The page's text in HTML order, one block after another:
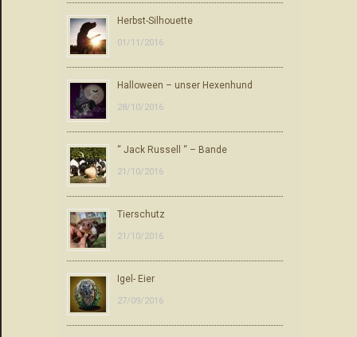
Herbst-Silhouette
01/11/2016
Halloween – unser Hexenhund
28/10/2016
“ Jack Russell “ – Bande
21/10/2016
Tierschutz
21/10/2016
Igel- Eier
27/09/2016